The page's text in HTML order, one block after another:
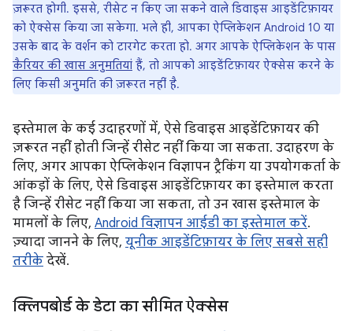
ज़रूरत होगी. इससे, रीसेट न किए जा सकने वाले डिवाइस आइडेंटिफ़ायर
को ऐक्सेस किया जा सकेगा. भले ही, आपका ऐप्लिकेशन Android 10 या
उसके बाद के वर्शन को टारगेट करता हो. अगर आपके ऐप्लिकेशन के पास
कैरियर की खास अनुमतियां हैं, तो आपको आइडेंटिफ़ायर ऐक्सेस करने के
लिए किसी अनुमति की ज़रूरत नहीं है.
इस्तेमाल के कई उदाहरणों में, ऐसे डिवाइस आइडेंटिफ़ायर की
ज़रूरत नहीं होती जिन्हें रीसेट नहीं किया जा सकता. उदाहरण के
लिए, अगर आपका ऐप्लिकेशन विज्ञापन ट्रैकिंग या उपयोगकर्ता के
आंकड़ों के लिए, ऐसे डिवाइस आइडेंटिफ़ायर का इस्तेमाल करता
है जिन्हें रीसेट नहीं किया जा सकता, तो उन खास इस्तेमाल के
मामलों के लिए, Android विज्ञापन आईडी का इस्तेमाल करें.
ज़्यादा जानने के लिए, यूनीक आइडेंटिफ़ायर के लिए सबसे सही
तरीके देखें.
क्लिपबोर्ड के डेटा का सीमित ऐक्सेस